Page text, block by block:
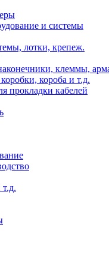
и системы
лотки, крепеж.
клеммы,
короба и т.д.
прокладки кабелей